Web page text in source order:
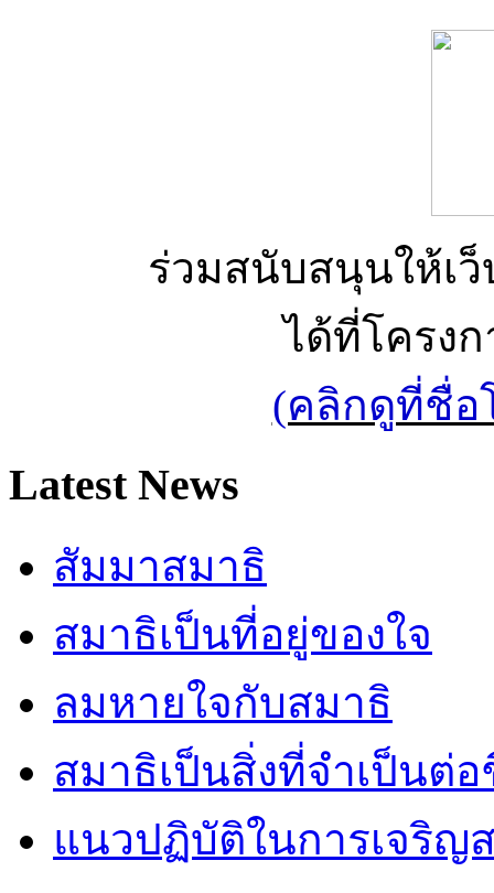
ร่วมสนับสนุนให้เ
ได้ที่โครง
(คลิกดูที่ชื่อ
Latest News
สัมมาสมาธิ
สมาธิเป็นที่อยู่ของใจ
ลมหายใจกับสมาธิ
สมาธิเป็นสิ่งที่จำเป็นต่
แนวปฏิบัติในการเจริญ